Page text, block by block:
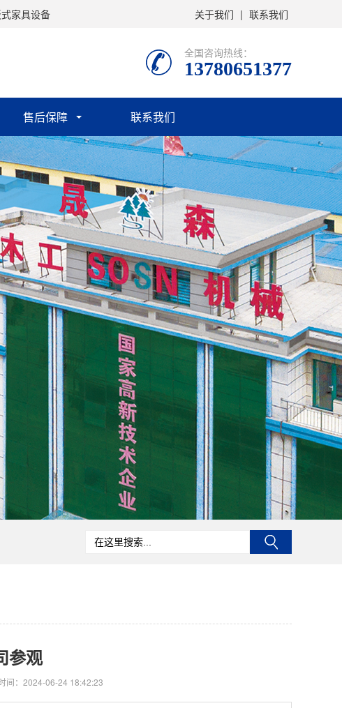
家具设备 关于我们 | 联系我们
全国咨询热线：
13780651377
售后保障 联系我们
参观
间：2024-06-24 18:42:23